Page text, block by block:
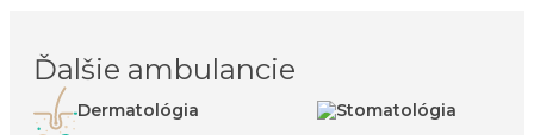
Ďalšie ambulancie
Dermatológia Stomatológia